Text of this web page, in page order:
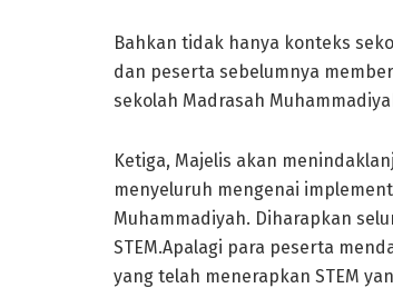
Bahkan tidak hanya konteks
dan peserta sebelumnya
sekolah Madrasah
Ketiga, Majelis akan
menyeluruh mengenai
Muhammadiyah. Diharapkan
STEM.Apalagi para peserta
yang telah menerapkan STEM